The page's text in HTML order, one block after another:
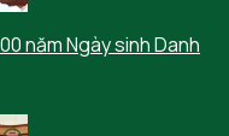
năm Ngày sinh Danh